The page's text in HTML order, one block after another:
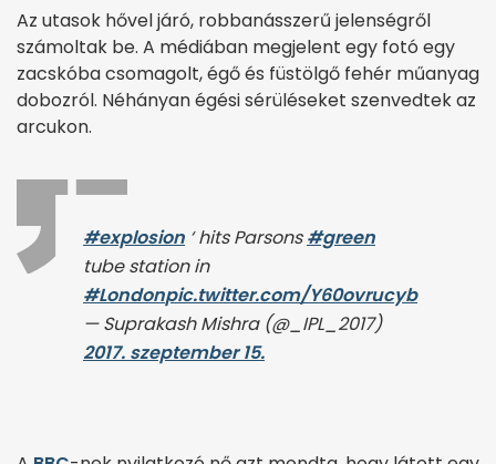
Az utasok hővel járó, robbanásszerű jelenségről
számoltak be. A médiában megjelent egy fotó egy
zacskóba csomagolt, égő és füstölgő fehér műanyag
dobozról. Néhányan égési sérüléseket szenvedtek az
arcukon.
#explosion ‘ hits Parsons#green
tube station in
#Londonpic.twitter.com/Y60ovrucyb
— Suprakash Mishra (@_IPL_2017)
2017. szeptember 15.